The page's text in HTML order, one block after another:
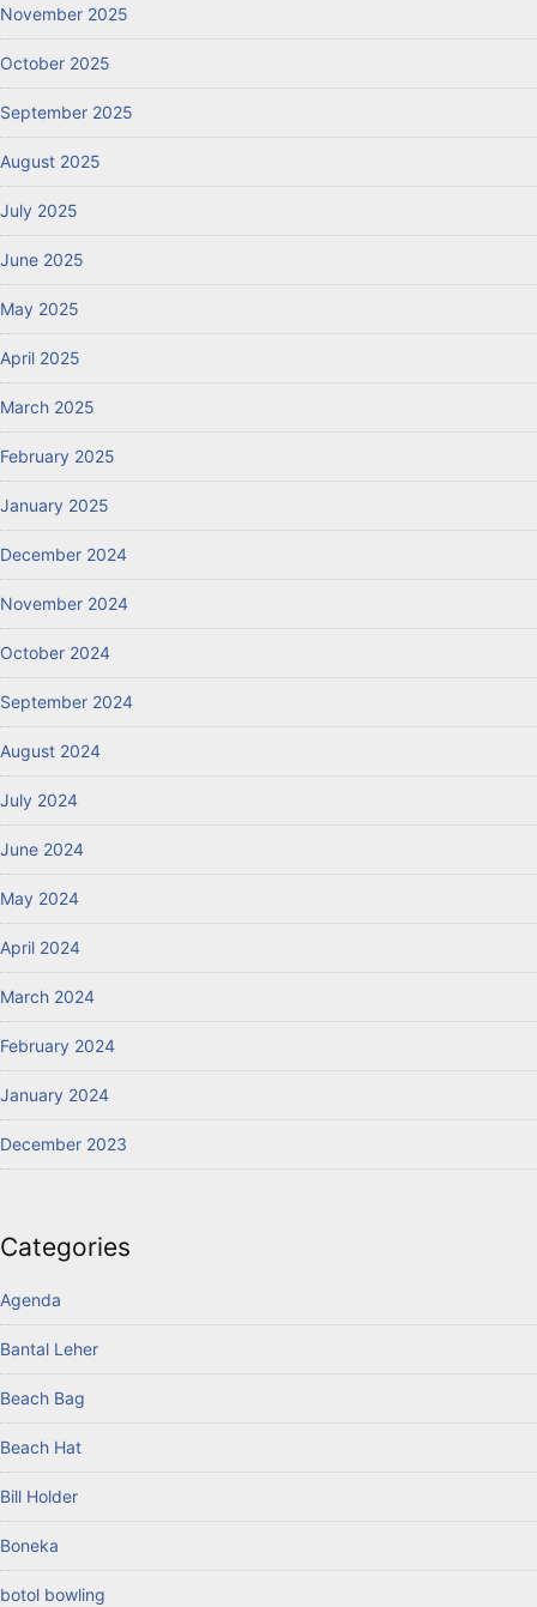
November 2025
October 2025
September 2025
August 2025
July 2025
June 2025
May 2025
April 2025
March 2025
February 2025
January 2025
December 2024
November 2024
October 2024
September 2024
August 2024
July 2024
June 2024
May 2024
April 2024
March 2024
February 2024
January 2024
December 2023
Categories
Agenda
Bantal Leher
Beach Bag
Beach Hat
Bill Holder
Boneka
botol bowling